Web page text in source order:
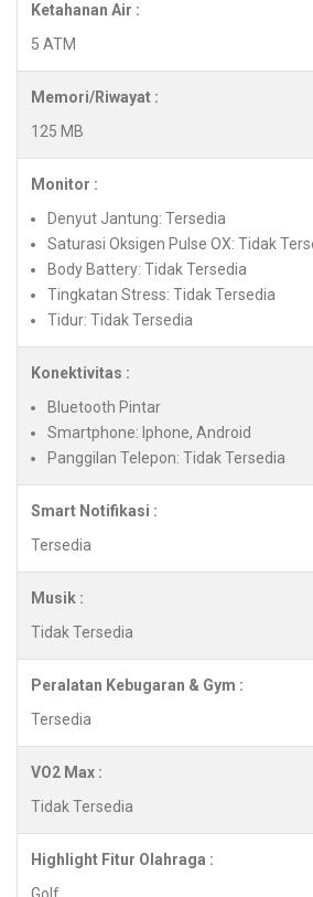
Ketahanan Air :
5 ATM
Memori/Riwayat :
125 MB
Monitor :
Denyut Jantung: Tersedia
Saturasi Oksigen Pulse OX: Tidak
Body Battery: Tidak Tersedia
Tingkatan Stress: Tidak Tersedia
Tidur: Tidak Tersedia
Konektivitas :
Bluetooth Pintar
Smartphone: Iphone, Android
Panggilan Telepon: Tidak Tersedia
Smart Notifikasi :
Tersedia
Musik :
Tidak Tersedia
Peralatan Kebugaran & Gym :
Tersedia
VO2 Max :
Tidak Tersedia
Highlight Fitur Olahraga :